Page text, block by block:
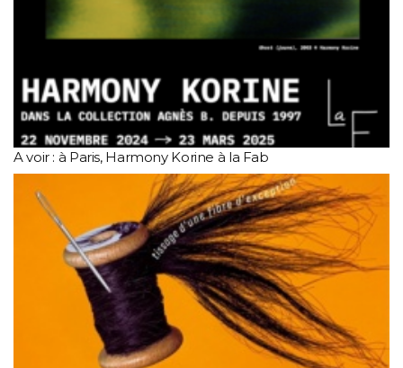
A voir : à Paris, Harmony Korine à la Fab